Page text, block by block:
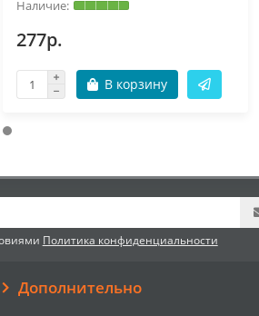
277р.
В корзину
Политика конфиденциальности
Дополнительно